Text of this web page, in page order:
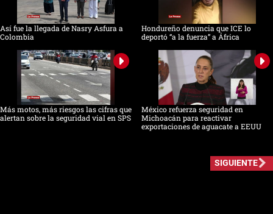
Así fue la llegada de Nasry Asfura a
Colombia
Hondureño denuncia que ICE lo
deportó “a la fuerza” a África
Más motos, más riesgos las cifras que
alertan sobre la seguridad vial en SPS
México refuerza seguridad en
Michoacán para reactivar
exportaciones de aguacate a EEUU
SIGUIENTE